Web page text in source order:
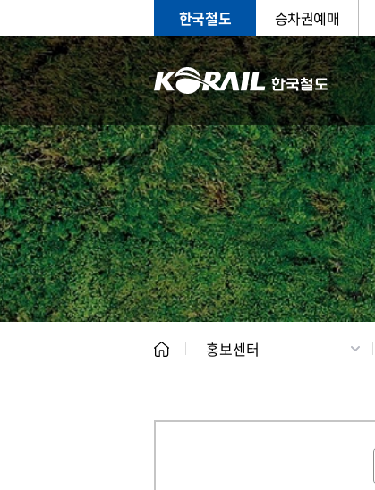
한국철도 승차권예매
홍보 문
홍보센터